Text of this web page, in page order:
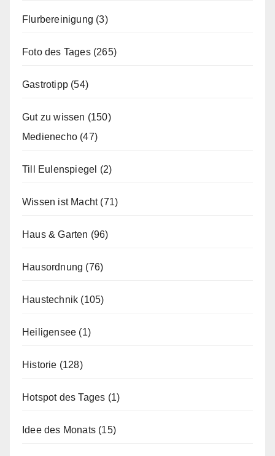
Flurbereinigung (3)
Foto des Tages(265)
Gastrotipp (54)
Gut zu wissen (150)
Medienecho (47)
Till Eulenspiegel (2)
Wissen ist Macht(71)
Haus & Garten (96)
Hausordnung (76)
Haustechnik (105)
Heiligensee (1)
Historie (128)
Hotspot des Tages (1)
Idee des Monats (15)